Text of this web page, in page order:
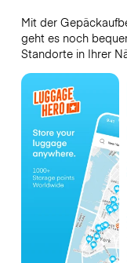
Mit der
geht es noch
Standorte in Ihrer